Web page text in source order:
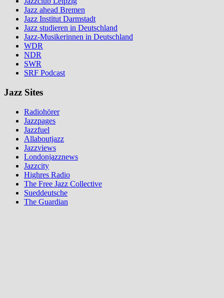
Jazz ahead Bremen
Jazz Institut Darmstadt
Jazz studieren in Deutschland
Jazz-Musikerinnen in Deutschland
WDR
NDR
SWR
SRF Podcast
Jazz Sites
Radiohörer
Jazzpages
Jazzfuel
Allaboutjazz
Jazzviews
Londonjazznews
Jazzcity
Highres Radio
The Free Jazz Collective
Sueddeutsche
The Guardian